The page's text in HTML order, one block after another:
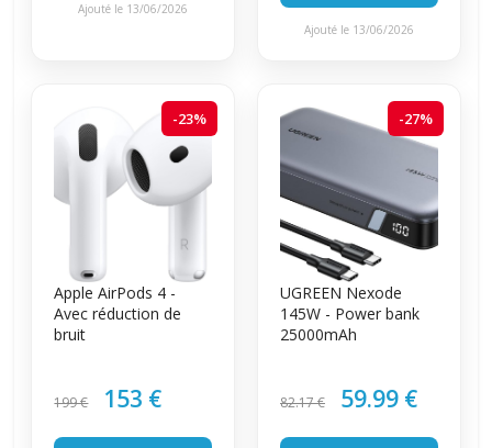
Ajouté le 13/06/2026
Ajouté le 13/06/2026
-23%
Apple AirPods 4 -
Avec réduction de
bruit
199 € 153 €
-27%
UGREEN Nexode
145W - Power bank
25000mAh
82.17 € 59.99 €